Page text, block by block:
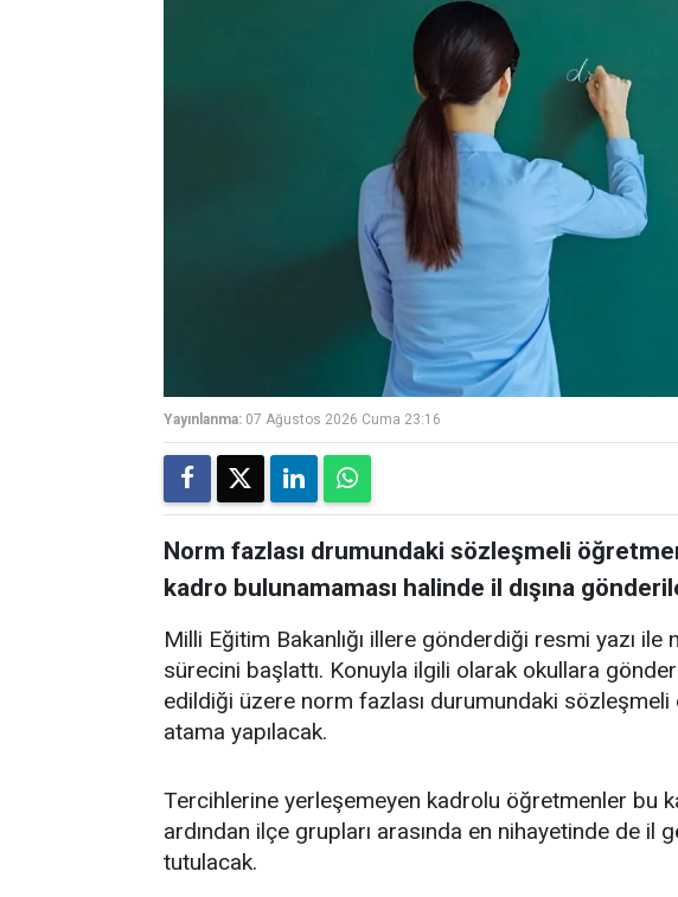
Yayınlanma: 07 Ağustos 2026 Cuma 23:16
Norm fazlası drumundaki sözleşmeli
kadro bulunamaması halinde il dışına
Milli Eğitim Bakanlığı illere gönderdiği resmi yazı
sürecini başlattı. Konuyla ilgili olarak okullara
edildiği üzere norm fazlası durumundaki
atama yapılacak.
Tercihlerine yerleşemeyen kadrolu öğretmenler bu
ardından ilçe grupları arasında en nihayetinde de il
tutulacak.